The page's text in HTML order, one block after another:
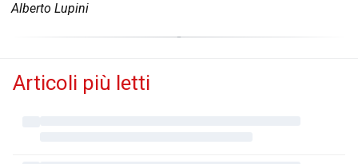
Alberto Lupini
Articoli più letti